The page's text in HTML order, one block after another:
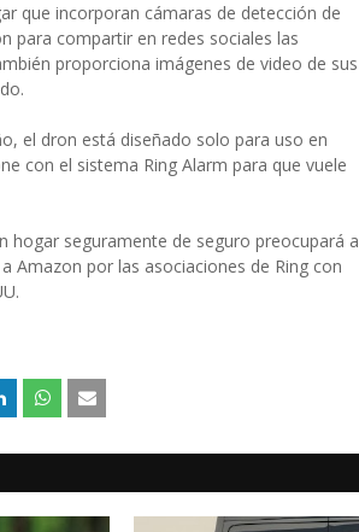
que incorporan cámaras de detección de
para compartir en redes sociales las
proporciona imágenes de video de sus
el dron está diseñado solo para uso en
con el sistema Ring Alarm para que vuele
hogar seguramente de seguro preocupará a
Amazon por las asociaciones de Ring con